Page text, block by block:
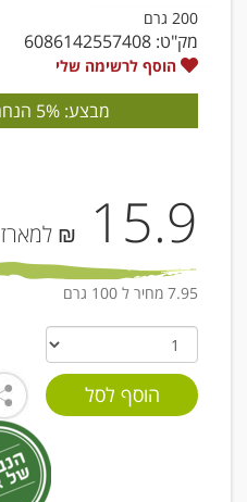
200 גרם
מק"ט: 6086142557408
הוסף לרשימה שלי
מבצע: 5% הנחה לחברי מועדון
15.9 ₪ למארז
7.95 מחיר ל 100 גרם